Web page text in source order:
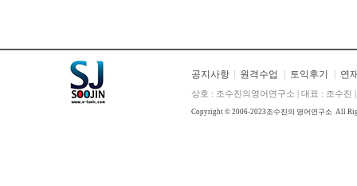
공지사항 원격수업 토익후기 연
상호 : 조수진의영어연구소 | 대표 : 조수진
Copyright © 2006-2023 조수진의 영어연구소 All